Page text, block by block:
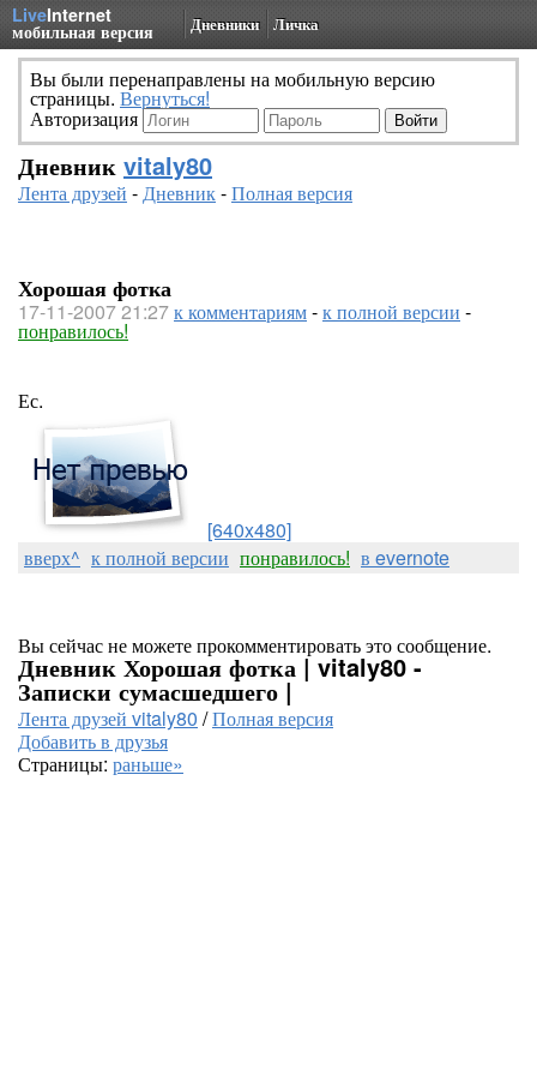
LiveInternet
мобильная версия Дневники Личка
Вы были перенаправлены на мобильную версию
страницы. Вернуться!
Авторизация
Дневник vitaly80
Лента друзей -Дневник-Полная версия
Хорошая фотка
17-11-2007 21:27к комментариям-к полной версии -
понравилось!
Ес.
[640x480]
вверх^ к полной версии понравилось! в evernote
Вы сейчас не можете прокомментировать это сообщение.
Дневник Хорошая фотка | vitaly80 -
Записки сумасшедшего |
Лента друзей vitaly80 /Полная версия
Добавить в друзья
Страницы: раньше»